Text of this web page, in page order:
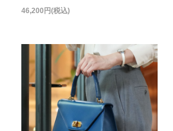
46,200円(税込)